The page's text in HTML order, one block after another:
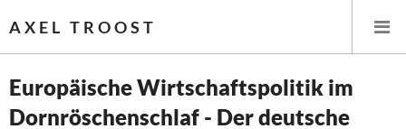
AXEL TROOST
Startseite
Europäische Wirtschaftspolitik im
Dornröschenschlaf - Der deutsche